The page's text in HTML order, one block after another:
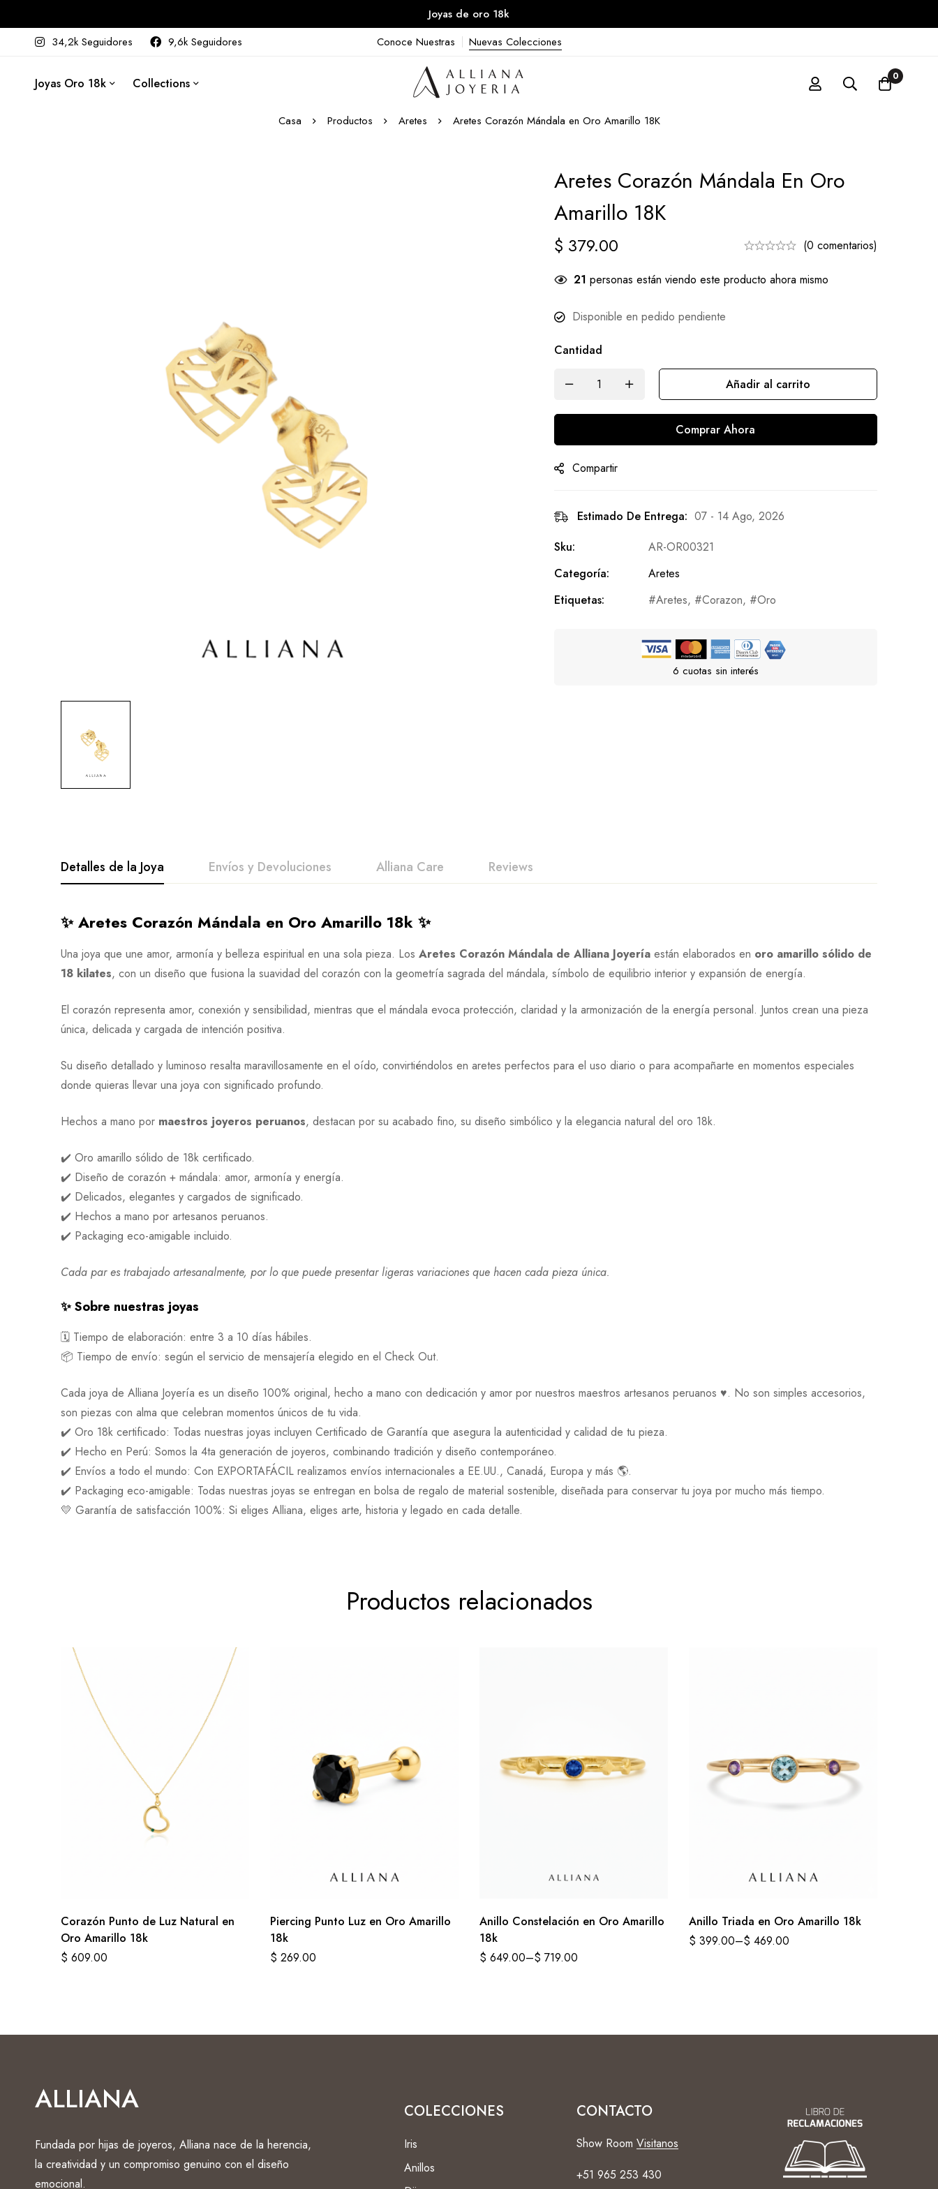
Joyas de oro 18k
34,2k Seguidores
9,6k Seguidores Conoce Nuestras Nuevas Colecciones
Joyas Oro 18k Collections 0
Casa Productos Aretes Aretes Corazón Mándala en Oro Amarillo 18K
Aretes Corazón Mándala En Oro
Amarillo 18K
$ 379.00 (0 comentarios)
21 personas están viendo este producto ahora mismo
Disponible en pedido pendiente
Cantidad
Añadir al carrito
Comprar Ahora
Compartir
Estimado De Entrega: 07 - 14 Ago, 2026
Sku:
AR-OR00321
Categoría:
Aretes
Etiquetas:
Aretes, Corazon, Oro
6 cuotas sin interés
Detalles de la Joya Envíos y Devoluciones Alliana Care Reviews
✨ Aretes Corazón Mándala en Oro Amarillo 18k ✨
Una joya que une amor, armonía y belleza espiritual en una sola pieza. Los Aretes Corazón Mándala de Alliana Joyería están elaborados en oro amarillo sólido de
18 kilates, con un diseño que fusiona la suavidad del corazón con la geometría sagrada del mándala, símbolo de equilibrio interior y expansión de energía.
El corazón representa amor, conexión y sensibilidad, mientras que el mándala evoca protección, claridad y la armonización de la energía personal. Juntos crean una pieza
única, delicada y cargada de intención positiva.
Su diseño detallado y luminoso resalta maravillosamente en el oído, convirtiéndolos en aretes perfectos para el uso diario o para acompañarte en momentos especiales
donde quieras llevar una joya con significado profundo.
Hechos a mano por maestros joyeros peruanos, destacan por su acabado fino, su diseño simbólico y la elegancia natural del oro 18k.
✔️ Oro amarillo sólido de 18k certificado.
✔️ Diseño de corazón + mándala: amor, armonía y energía.
✔️ Delicados, elegantes y cargados de significado.
✔️ Hechos a mano por artesanos peruanos.
✔️ Packaging eco-amigable incluido.
Cada par es trabajado artesanalmente, por lo que puede presentar ligeras variaciones que hacen cada pieza única.
✨ Sobre nuestras joyas
🗓 Tiempo de elaboración: entre 3 a 10 días hábiles.
📦 Tiempo de envío: según el servicio de mensajería elegido en el Check Out.
Cada joya de Alliana Joyería es un diseño 100% original, hecho a mano con dedicación y amor por nuestros maestros artesanos peruanos ♥️. No son simples accesorios,
son piezas con alma que celebran momentos únicos de tu vida.
✔️ Oro 18k certificado: Todas nuestras joyas incluyen Certificado de Garantía que asegura la autenticidad y calidad de tu pieza.
✔️ Hecho en Perú: Somos la 4ta generación de joyeros, combinando tradición y diseño contemporáneo.
✔️ Envíos a todo el mundo: Con EXPORTAFÁCIL realizamos envíos internacionales a EE.UU., Canadá, Europa y más 🌎.
✔️ Packaging eco-amigable: Todas nuestras joyas se entregan en bolsa de regalo de material sostenible, diseñada para conservar tu joya por mucho más tiempo.
💛 Garantía de satisfacción 100%: Si eliges Alliana, eliges arte, historia y legado en cada detalle.
Productos relacionados
Corazón Punto de Luz Natural en
Oro Amarillo 18k
$ 609.00
Piercing Punto Luz en Oro Amarillo
18k
$ 269.00
Anillo Constelación en Oro Amarillo
18k
$ 649.00–$ 719.00
Anillo Triada en Oro Amarillo 18k
$ 399.00–$ 469.00
ALLIANA
Fundada por hijas de joyeros, Alliana nace de la herencia,
la creatividad y un compromiso genuino con el diseño
emocional.
COLECCIONES
Iris
Anillos
CONTACTO
Show Room Visitanos
+51 965 253 430